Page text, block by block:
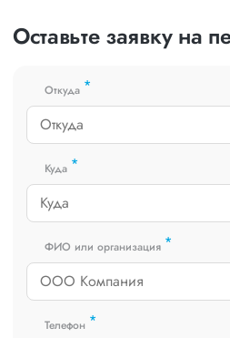
Оставьте заявку на
Откуда *
Куда *
ФИО или организация *
Телефон *